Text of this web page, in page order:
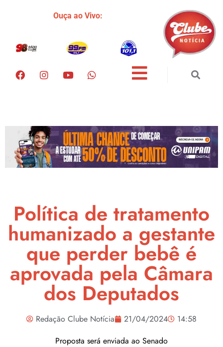
Ouça ao Vivo:
Política de tratamento
humanizado a gestante
que perder bebê é
aprovada pela Câmara
dos Deputados
Redação Clube Notícia 21/04/2024
14:58
Proposta será enviada ao Senado